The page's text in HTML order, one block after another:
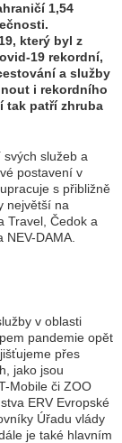
1,54
který byl z
19 rekordní,
a služby
i rekordního
tak patří zhruba
služeb a
postavení v
s přibližně
největší na
Travel, Čedok a
DAMA.
v oblasti
pandemie opět
přes
jako jsou
Mobile či ZOO
ERV Evropské
Úřadu vlády
je také hlavním